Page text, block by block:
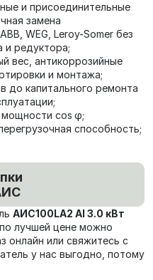
и присоединительные
замена
WEG, Leroy-Somer без
и редуктора;
вес, антикоррозийные
и монтажа;
до капитального ремонта
cos φ;
способность;
AИC100LA2 Al 3.0 кВт
по лучшей цене можно
онлайн или свяжитесь с
у нас выгодно, потому